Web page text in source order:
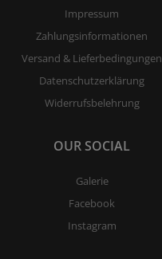
Impressum
Zahlungsinformationen
Versand & Lieferbedingungen
Datenschutzerklärung
Widerrufsbelehrung
OUR SOCIAL
Galerie
Facebook
Instagram